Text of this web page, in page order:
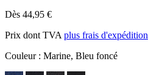
Dès 44,95 €
Prix dont TVA plus frais d'expédition
Couleur : Marine, Bleu foncé